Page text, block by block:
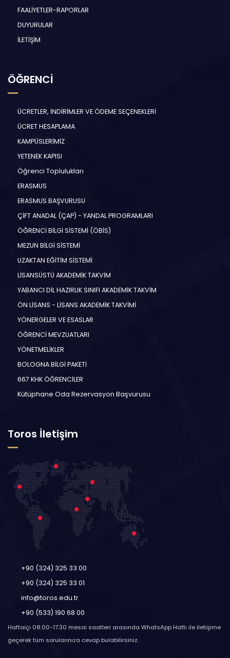
FAALİYETLER-RAPORLAR
DUYURULAR
İLETİŞİM
ÖĞRENCİ
ÜCRETLER, İNDİRİMLER VE ÖDEME SEÇENEKLERİ
ÜCRET HESAPLAMA
KAMPÜSLERİMİZ
YETENEK KAPISI
Öğrenci Toplulukları
ERASMUS
ERASMUS BAŞVURUSU
ÇİFT ANADAL (ÇAP) - YANDAL PROGRAMLARI
ÖĞRENCİ BİLGİ SİSTEMİ (ÖBİS)
MEZUN BİLGİ SİSTEMİ
UZAKTAN EĞİTİM SİSTEMİ
LİSANSÜSTÜ AKADEMİK TAKVİM
YABANCI DİL HAZIRLIK SINIFI AKADEMİK TAKVİM
ÖN LİSANS - LİSANS AKADEMİK TAKVİMİ
YÖNERGELER VE ESASLAR
ÖĞRENCİ MEVZUATLARI
YÖNETMELİKLER
BOLOGNA BİLGİ PAKETİ
667 KHK ÖĞRENCİLER
Kütüphane Oda Rezervasyon Başvurusu
Toros İletişim
+90 (324) 325 33 00
+90 (324) 325 33 01
info@toros.edu.tr
+90 (533) 190 68 00
Haftaiçi 08.00-17.30 mesai saatleri arasında WhatsApp Hattı ile iletişime
geçerek tüm sorularınıza cevap bulabilirsiniz.